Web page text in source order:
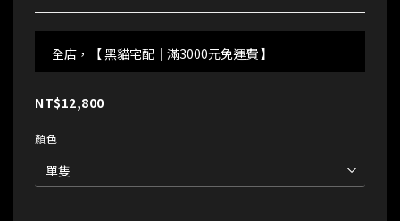
全店，【 黑貓宅配｜滿3000元免運費 】
NT$12,800
顏色